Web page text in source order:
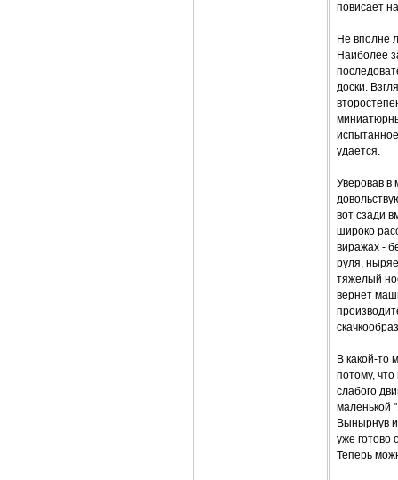
повисает
Не вполне
Наиболее
доски.
удается.
Уверовав в
вот сзади
широко
виражах -
руля,
тяжелый
вернет
В какой-то
потому,
слабого
маленькой
Вынырнув
уже готово
Теперь